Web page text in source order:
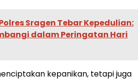
Sragen Tebar Kepedulian:
dalam Peringatan Hari
kepanikan, tetapi juga